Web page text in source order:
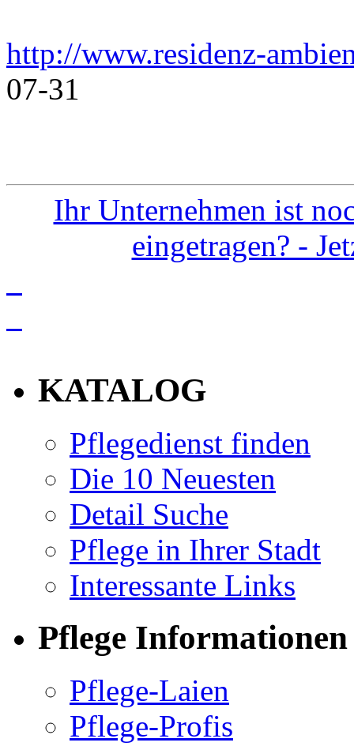
http://www.residenz-
07-31
Ihr Unternehmen ist
eingetragen? -
KATALOG
Pflegedienst finden
Die 10 Neuesten
Detail Suche
Pflege in Ihrer Stadt
Interessante Links
Pflege Informationen
Pflege-Laien
Pflege-Profis